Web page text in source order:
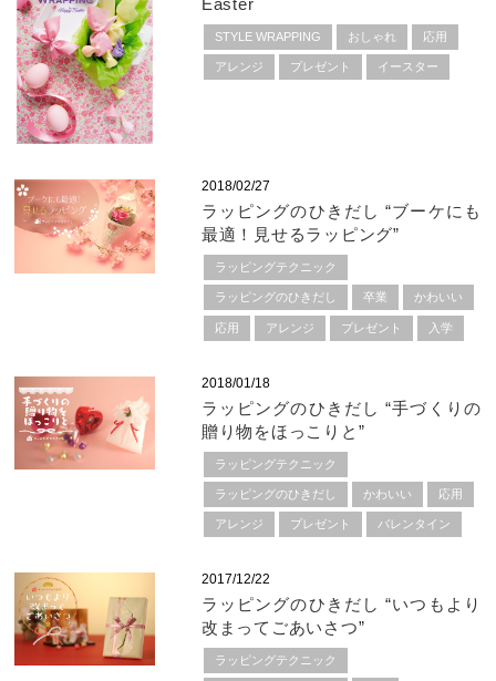
Easter
STYLE WRAPPING おしゃれ 応用
アレンジ プレゼント イースター
2018/02/27
ラッピングのひきだし “ブーケにも
最適！見せるラッピング”
ラッピングテクニック
ラッピングのひきだし 卒業 かわいい
応用 アレンジ プレゼント 入学
2018/01/18
ラッピングのひきだし “手づくりの
贈り物をほっこりと”
ラッピングテクニック
ラッピングのひきだし かわいい 応用
アレンジ プレゼント バレンタイン
2017/12/22
ラッピングのひきだし “いつもより
改まってごあいさつ”
ラッピングテクニック